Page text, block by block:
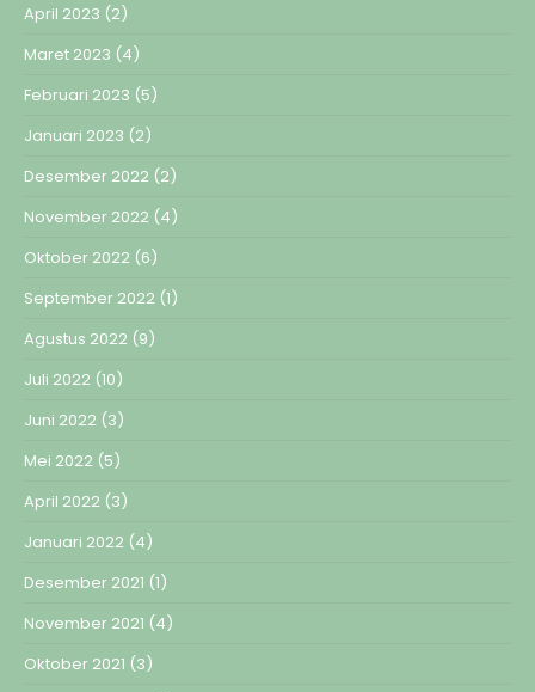
April 2023 (2)
Maret 2023 (4)
Februari 2023 (5)
Januari 2023 (2)
Desember 2022 (2)
November 2022 (4)
Oktober 2022 (6)
September 2022 (1)
Agustus 2022 (9)
Juli 2022 (10)
Juni 2022 (3)
Mei 2022 (5)
April 2022 (3)
Januari 2022 (4)
Desember 2021 (1)
November 2021 (4)
Oktober 2021 (3)